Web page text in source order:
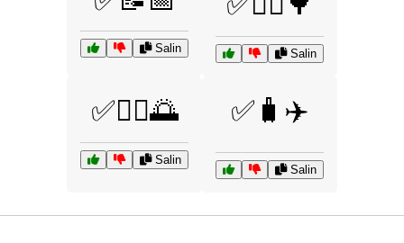
Salin Salin
✅🧘‍♀️🌅
Salin
✅🧳✈️
Salin